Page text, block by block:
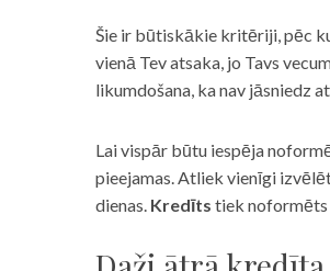
Šie ir būtiskākie kritēriji, pēc
vienā Tev atsaka, jo Tavs
likumdošana, ka nav jāsniedz
Lai vispār būtu iespēja
pieejamas. Atliek vienīgi
dienas. Kredīts tiek